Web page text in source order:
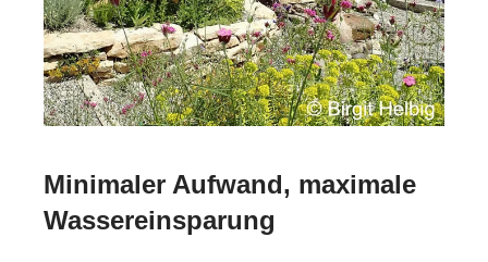
Minimaler Aufwand, maximale
Wassereinsparung